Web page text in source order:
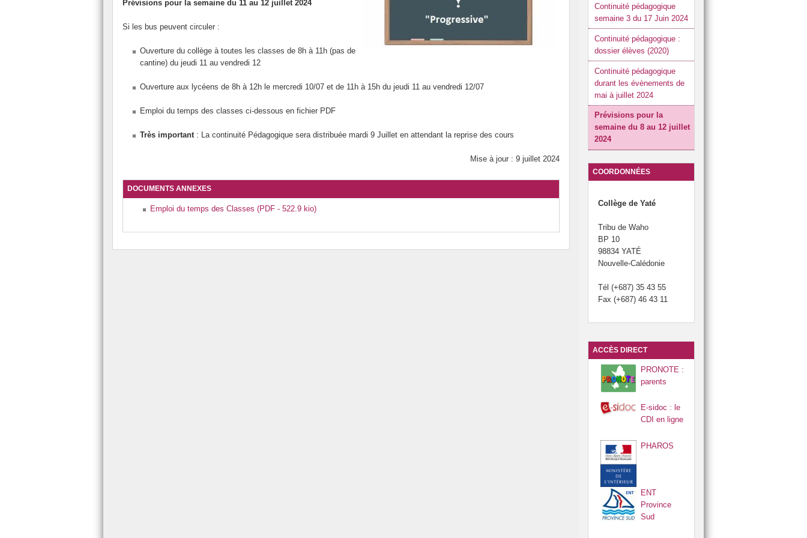
Réglement intérieur
Agir contre le harcèlementEPS - UNSS - ASAtelier Tressage
Prévisions pour la semaine du 11 au 12 juillet 2024
Si les bus peuvent circuler :
Ouverture du collège à toutes les classes de 8h à 11h (pas de
cantine) du jeudi 11 au vendredi 12
Ouverture aux lycéens de 8h à 12h le mercredi 10/07 et de 11h à 15h du jeudi 11 au vendredi 12/07
Emploi du temps des classes ci-dessous en fichier PDF
Très important: La continuité Pédagogique sera distribuée mardi 9 Juillet en attendant la reprise des cours
Mise à jour : 9 juillet 2024
DOCUMENTS ANNEXES
Emploi du temps des Classes (PDF - 522.9 kio)
Continuité pédagogique
semaine 3 du 17 Juin 2024
Continuité pédagogique :
dossier élèves (2020)
Continuité pédagogique
durant les évènements de
mai à juillet 2024
Prévisions pour la
semaine du 8 au 12 juillet
2024
COORDONNÉES
Collège de Yaté
Tribu de Waho
BP 10
98834 YATÉ
Nouvelle-Calédonie
Tél (+687) 35 43 55
Fax (+687) 46 43 11
ACCÈS DIRECT
PRONOTE :
parents
E-sidoc : le
CDI en ligne
PHAROS
ENT
Province
Sud